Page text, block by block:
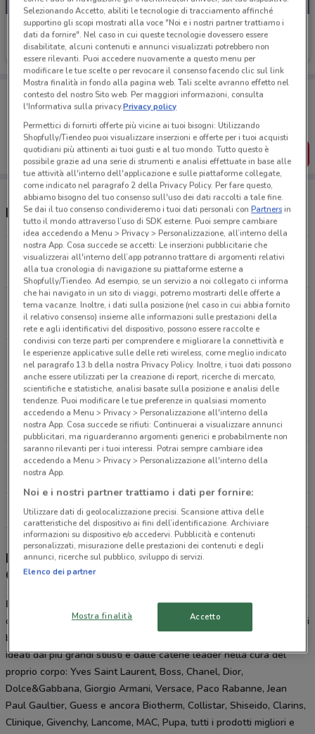
Douglas
Scade il 22/09
Porta DoveConviene sempre con te!
Puoi trovare le migliori offerte dei negozi vicino a te,
dal tuo cellulare.
SCARICA L’APP
Negozi e orari Douglas
P.Le Clodio 33 Roma
1.8 km
APERTO
Via Filippo Civinini 113 Roma
2.3 km
APERTO
Viale Dei Monfortani 04.08.20 Roma
2.5 km
APERTO
Via Torrevecchia 46 Roma
2.8 km
APERTO
Via Attilio Regolo 12 Roma
2.9 km
Tutti i negozi Douglas
Douglas - sconti e offerte, negozi e Douglas
Card
Douglas
è una catena che si occupa della vendita di profumi,
cosmetici, articoli di make up e accessori: tutto ciò che è sinonimo di
bellezza e di benessere. Da Douglas solo i profumi e i trattamenti
ideati dai più grandi stilisti e dalle catene leader nella cura del
proprio corpo: Yves Saint Laurent, Boss, Chanel, Dior,
Dolce&Gabbana, Giorgio Armani, Versace, Paco Rabanne, Jean
Paul Gaultier, Guess e ancora Biotherm, Collistar, Shiseido, Clarins,
Clinique, Givenchy, Lancome, MAC, Pupa, tutti i prodotti migliori e
Selezionando Accetto, abiliti le tecnologie di tracciamento affinché
supportino gli scopi mostrati alla voce "Noi e i nostri partner trattiamo i
dati da fornire". Nel caso in cui queste tecnologie dovessero essere
disabilitate, alcuni contenuti e annunci visualizzati potrebbero non
essere rilevanti. Puoi accedere nuovamente a questo menu per
modificare le tue scelte o per revocare il consenso facendo clic sul link
Mostra finalità in fondo alla pagina web. Tali scelte avranno effetto nel
contesto del nostro Sito web. Per maggiori informazioni, consulta
l'Informativa sulla privacy.Privacy policy
Permettici di fornirti offerte più vicine ai tuoi bisogni: Utilizzando
Shopfully/Tiendeo puoi visualizzare inserzioni e offerte per i tuoi acquisti
quotidiani più attinenti ai tuoi gusti e al tuo mondo. Tutto questo è
possibile grazie ad una serie di strumenti e analisi effettuate in base alle
tue attività all'interno dell'applicazione e sulle piattaforme collegate,
come indicato nel paragrafo 2 della Privacy Policy. Per fare questo,
abbiamo bisogno del tuo consenso sull'uso dei dati raccolti a tale fine.
Se dai il tuo consenso condivideremo i tuoi dati personali conPartnersin
tutto il mondo attraverso l’uso di SDK esterne. Puoi sempre cambiare
idea accedendo a Menu > Privacy > Personalizzazione, all’interno della
nostra App. Cosa succede se accetti: Le inserzioni pubblicitarie che
visualizzerai all'interno dell’app potranno trattare di argomenti relativi
alla tua cronologia di navigazione su piattaforme esterne a
Shopfully/Tiendeo. Ad esempio, se un servizio a noi collegato ci informa
che hai navigato in un sito di viaggi, potremo mostrarti delle offerte a
tema vacanze. Inoltre, i dati sulla posizione (nel caso in cui abbia fornito
il relativo consenso) insieme alle informazioni sulle prestazioni della
rete e agli identificativi del dispositivo, possono essere raccolte e
condivisi con terze parti per comprendere e migliorare la connettività e
le esperienze applicative sulle delle reti wireless, come meglio indicato
nel paragrafo 13.b della nostra Privacy Policy. Inoltre, i tuoi dati possono
anche essere utilizzati per la creazione di report, ricerche di mercato,
scientifiche e statistiche, analisi basate sulla posizione e analisi delle
tendenze. Puoi modificare le tue preferenze in qualsiasi momento
accedendo a Menu > Privacy > Personalizzazione all'interno della
nostra App. Cosa succede se rifiuti: Continuerai a visualizzare annunci
pubblicitari, ma riguarderanno argomenti generici e probabilmente non
saranno rilevanti per i tuoi interessi. Potrai sempre cambiare idea
accedendo a Menu > Privacy > Personalizzazione all'interno della
nostra App.
Noi e i nostri partner trattiamo i dati per fornire:
Utilizzare dati di geolocalizzazione precisi. Scansione attiva delle
caratteristiche del dispositivo ai fini dell’identificazione. Archiviare
informazioni su dispositivo e/o accedervi. Pubblicità e contenuti
personalizzati, misurazione delle prestazioni dei contenuti e degli
annunci, ricerche sul pubblico, sviluppo di servizi.
Elenco dei partner
Mostra finalità Accetto